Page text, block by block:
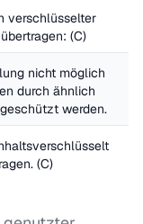
verschlüsselter
(C)
nicht möglich
durch ähnlich
werden.
(C)